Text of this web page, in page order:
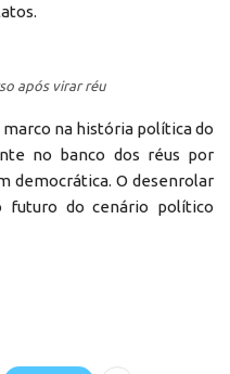
após virar réu
na história política do
no banco dos réus por
democrática. O desenrolar
futuro do cenário político